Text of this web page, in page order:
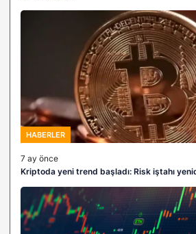
HABERLER
7 ay önce
Kriptoda yeni trend başladı: Risk iştahı